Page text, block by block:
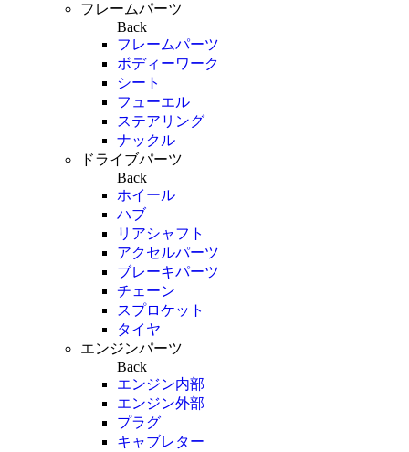
フレームパーツ
Back
フレームパーツ
ボディーワーク
シート
フューエル
ステアリング
ナックル
ドライブパーツ
Back
ホイール
ハブ
リアシャフト
アクセルパーツ
ブレーキパーツ
チェーン
スプロケット
タイヤ
エンジンパーツ
Back
エンジン内部
エンジン外部
プラグ
キャブレター